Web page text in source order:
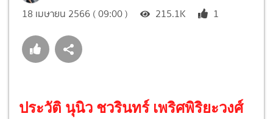
18 เมษายน 2566 ( 09:00 ) 215.1K 1
ประวัติ นุนิว ชวรินทร์ เพริศพิริยะวงศ์